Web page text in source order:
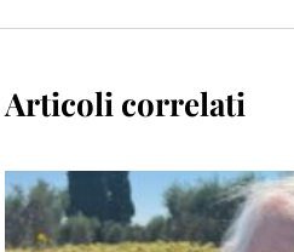
Articoli correlati